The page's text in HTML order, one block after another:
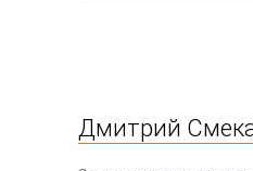
Дмитрий